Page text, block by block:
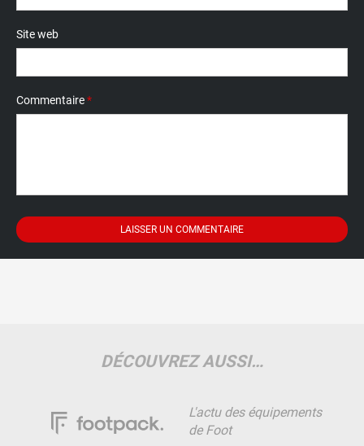
Site web
Commentaire*
DÉCOUVREZ AUSSI…
L'actu des équipements
de Foot